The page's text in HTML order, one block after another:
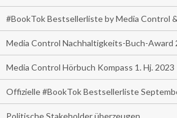
#BookTok Bestsellerliste by Media Control
Media Control Nachhaltigkeits-Buch-Award
Media Control Hörbuch Kompass 1. Hj. 2023
Offizielle #BookTok Bestsellerliste
Politische Stakeholder überzeugen